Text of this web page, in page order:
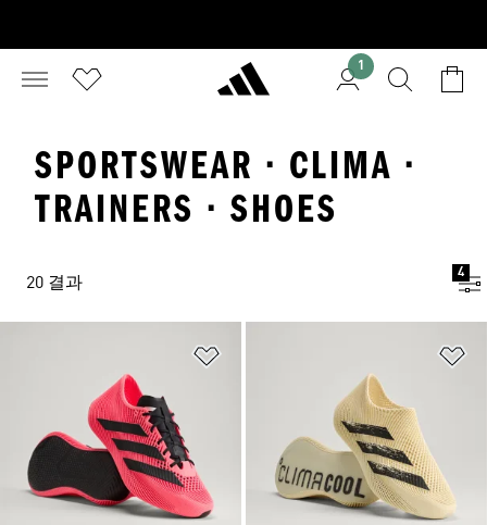
1
SPORTSWEAR · CLIMA ·
TRAINERS · SHOES
20 결과
4